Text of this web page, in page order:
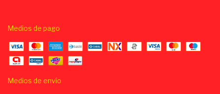
Medios de pago
Medios de envío